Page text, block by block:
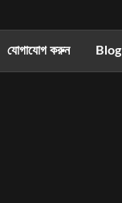
যোগাযোগ করুন Blog